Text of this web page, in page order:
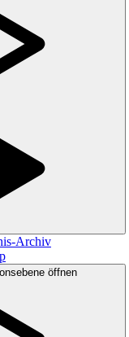
Archiv
öffnen